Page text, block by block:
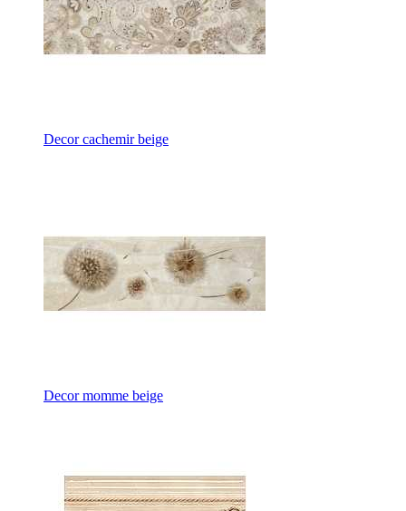
Decor cachemir beige
Decor momme beige